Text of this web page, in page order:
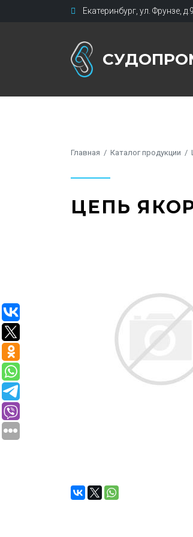
Екатеринбург ул. Фрунзе,
Главная Каталог продукции
ЦЕПЬ